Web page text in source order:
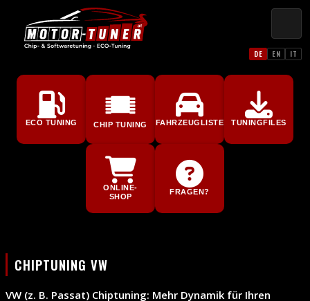
DE EN IT
ECO TUNING CHIP TUNING FAHRZEUGLISTE TUNINGFILES
ONLINE-
SHOP
FRAGEN?
CHIPTUNING VW
VW (z. B. Passat) Chiptuning: Mehr Dynamik für Ihren